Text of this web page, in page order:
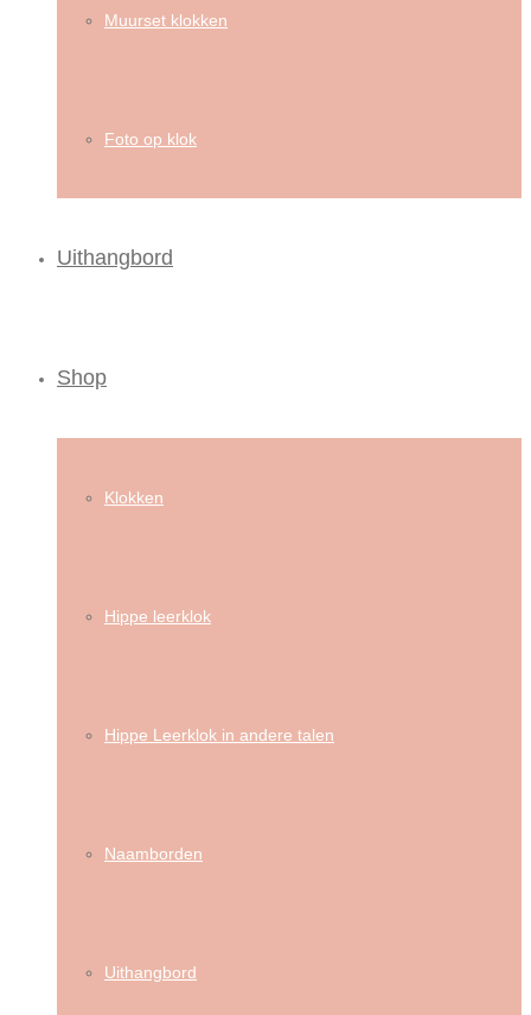
Muurset klokken
Foto op klok
Uithangbord
Shop
Klokken
Hippe leerklok
Hippe Leerklok in andere talen
Naamborden
Uithangbord